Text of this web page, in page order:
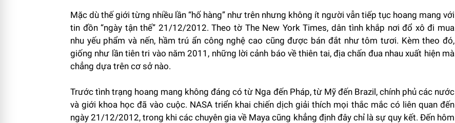
Mặc dù thế giới từng nhiều lần “hố hàng” như trên nhưng không ít người vẫn tiếp tục hoang mang với
tin đồn “ngày tận thế” 21/12/2012. Theo tờ The New York Times, dân tình khắp nơi đổ xô đi mua
nhu yếu phẩm và nến, hầm trú ẩn công nghệ cao cũng được bán đắt như tôm tươi. Kèm theo đó,
giống như lần tiên tri vào năm 2011, những lời cảnh báo về thiên tai, địa chấn đua nhau xuất hiện mà
chẳng dựa trên cơ sở nào.
Trước tình trạng hoang mang không đáng có từ Nga đến Pháp, từ Mỹ đến Brazil, chính phủ các nước
và giới khoa học đã vào cuộc. NASA triển khai chiến dịch giải thích mọi thắc mắc có liên quan đến
ngày 21/12/2012, trong khi các chuyên gia về Maya cũng khẳng định đây chỉ là sự quy kết. Đến hôm